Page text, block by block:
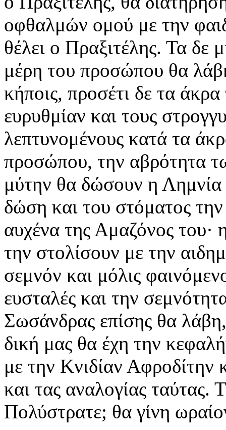
οφθαλμών ομού με την
θέλει ο Πραξιτέλης. Τα δε
μέρη του προσώπου θα
κήποις, προσέτι δε τα
ευρυθμίαν και τους
λεπτυνομένους κατά τα
προσώπου, την αβρότητα
μύτην θα δώσουν η Λημνία
δώση και του στόματος
αυχένα της Αμαζόνος
την στολίσουν με την
σεμνόν και μόλις
ευσταλές και την
Σωσάνδρας επίσης θα
δική μας θα έχη την
με την Κνιδίαν
και τας αναλογίας
Πολύστρατε; θα γίνη